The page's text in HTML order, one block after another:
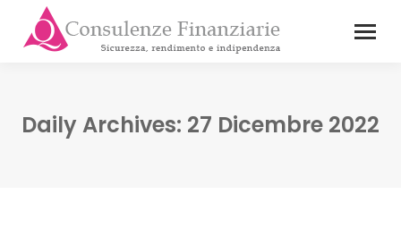
Daily Archives: 27 Dicembre 2022